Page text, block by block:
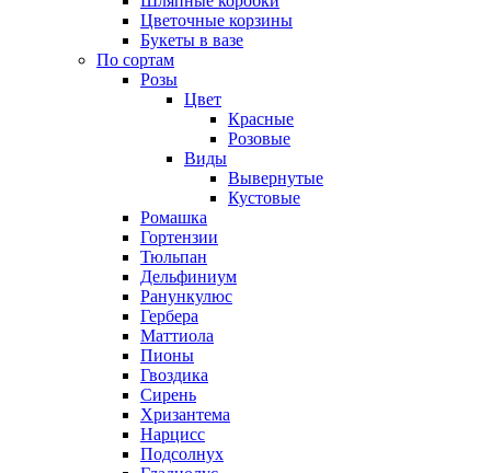
Цветочные корзины
Букеты в вазе
По сортам
Розы
Цвет
Красные
Розовые
Виды
Вывернутые
Кустовые
Ромашка
Гортензии
Тюльпан
Дельфиниум
Ранункулюс
Гербера
Маттиола
Пионы
Гвоздика
Сирень
Хризантема
Нарцисс
Подсолнух